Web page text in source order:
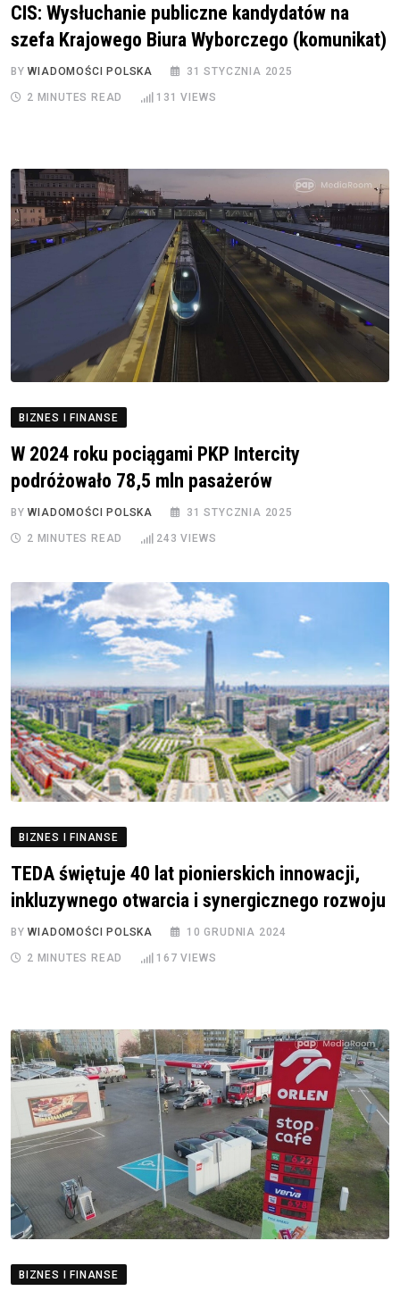
CIS: Wysłuchanie publiczne kandydatów na
szefa Krajowego Biura Wyborczego (komunikat)
BYWIADOMOŚCI POLSKA 31 STYCZNIA 2025
2 MINUTES READ 131 VIEWS
BIZNES I FINANSE
W 2024 roku pociągami PKP Intercity
podróżowało 78,5 mln pasażerów
BYWIADOMOŚCI POLSKA 31 STYCZNIA 2025
2 MINUTES READ 243 VIEWS
BIZNES I FINANSE
TEDA świętuje 40 lat pionierskich innowacji,
inkluzywnego otwarcia i synergicznego rozwoju
BYWIADOMOŚCI POLSKA 10 GRUDNIA 2024
2 MINUTES READ 167 VIEWS
BIZNES I FINANSE